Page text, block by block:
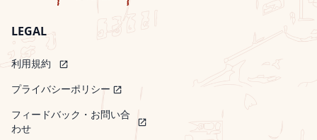
ょう。田名部の飲み屋街は、そのディープな魅
力で何度でも訪れたくなる場所です。夜のひと
い。
は制限されています。このように部分的にスク
スクランブル交差点とは異なっており、商店街
の方向にのみ自動車や歩行者が通行可能な特徴
があります。夜間でも楽しめる商店街しんまち
商店街は夜間や早朝でも活気があり、訪問者は
その明るさに驚くことが多いようです。再開発
中にもかかわらず、進化を続ける商店街には多
LEGAL
利用規約 open_in_new
プライバシーポリシー open_in_new
フィードバック・お問い合
わせ
open_in_new